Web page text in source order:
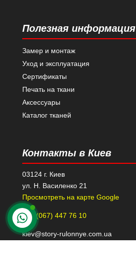
Полезная информация
Замер и монтаж
Уход и эксплуатация
Сертификаты
Печать на ткани
Аксессуары
Каталог тканей
Контакты в Киев
03124 г. Киев
ул. Н. Василенко 21
Просмотреть на карте Google
+38 (067) 447 76 10
kiev@story-rulonnye.com.ua